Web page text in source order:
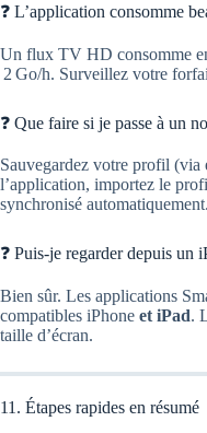
❓ L’application consomme
Un flux TV HD consomme
2 Go/h. Surveillez votre
❓ Que faire si je passe à un
Sauvegardez votre profil (via
l’application, importez le
synchronisé automatiquement.
❓ Puis-je regarder depuis un
Bien sûr. Les applications
compatibles iPhone et iPad.
taille d’écran.
11. Étapes rapides en résumé